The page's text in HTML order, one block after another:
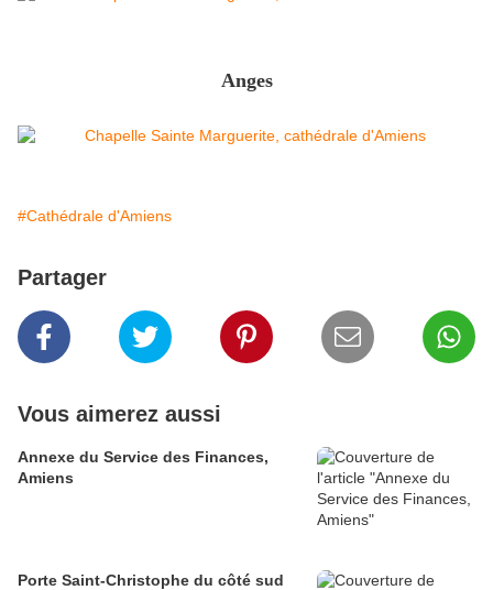
Anges
#Cathédrale d'Amiens
Partager
Vous aimerez aussi
Annexe du Service des Finances,
Amiens
Porte Saint-Christophe du côté sud